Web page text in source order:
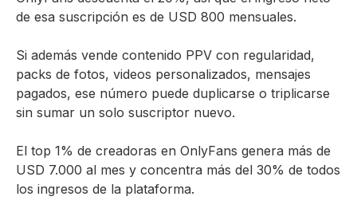
de esa suscripción es de USD 800 mensuales.
Si además vende contenido PPV con regularidad,
packs de fotos, videos personalizados, mensajes
pagados, ese número puede duplicarse o triplicarse
sin sumar un solo suscriptor nuevo.
El top 1% de creadoras en OnlyFans genera más de
USD 7.000 al mes y concentra más del 30% de todos
los ingresos de la plataforma.